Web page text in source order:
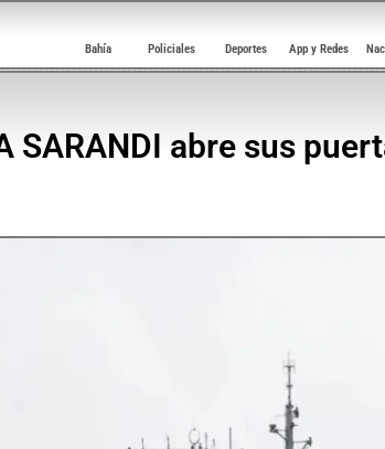
Bahía Policiales Deportes App y Redes
SARANDI abre sus